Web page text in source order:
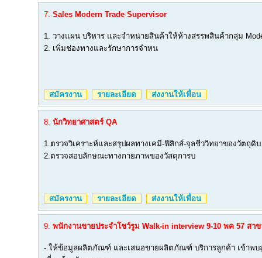
7. Sales Modern Trade Supervisor
1. วางแผน บริหาร และจำหน่ายสินค้าให้ห้างสรรพสินค้ากลุ่ม
2. เพิ่มช่องทางและรักษาการจำหน
สมัครงาน รายละเอียด ส่งงานให้เพื่อน
8. นักวิทยาศาสตร์ QA
1.ตรวจวิเคราะห์และสรุปผลทางเคมี-ฟิสิกส์-จุลชีววิทยาของวัตถุดิบ
2.ตรวจสอบลักษณะทางกายภาพของวัสดุการบ
สมัครงาน รายละเอียด ส่งงานให้เพื่อน
9. พนักงานขายประจำโชว์รูม Walk-in interview 9-10 พค 57 สาข
- ให้ข้อมูลผลิตภัณฑ์ และเสนอขายผลิตภัณฑ์ บริการลูกค้า เข้าพบ